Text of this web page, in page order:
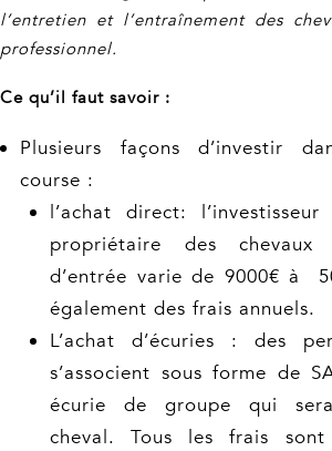
l’entretien et l’entraînement des
professionnel.
Ce qu’il faut savoir :
Plusieurs façons d’investir
course :
l’achat direct:
propriétaire des
d’entrée varie de 9000€ à
également des frais annuels.
L’achat d’écuries : des
s’associent sous forme de
écurie de groupe qui
cheval. Tous les frais